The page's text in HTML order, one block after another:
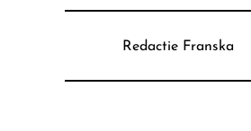
Redactie Franska